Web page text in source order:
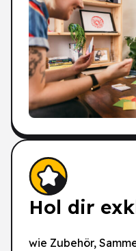
Hol dir
wie Zubehör,